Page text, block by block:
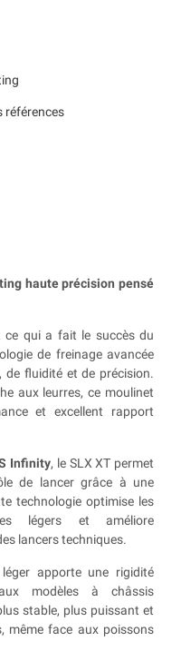
références
haute précision pensé
ce qui a fait le succès du
de freinage avancée
fluidité et de précision.
aux leurres, ce moulinet
et excellent rapport
Infinity, le SLX XT permet
de lancer grâce à une
technologie optimise les
légers et améliore
lancers techniques.
apporte une rigidité
modèles à châssis
stable, plus puissant et
même face aux poissons